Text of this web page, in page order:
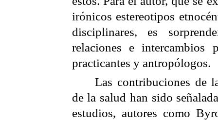
irónicos estereotipos
disciplinares, es
relaciones e intercambios
practicantes y antropólogos.
Las contribuciones de
de la salud han sido
estudios, autores como